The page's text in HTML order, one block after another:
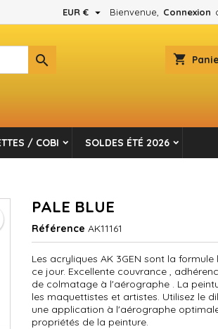
Bienvenue, Connexion
EUR € 
shopping_cart

/ COBI SOLDES ÉTÉ 2026
PALE BLUE
Référence AK11161
Les acryliques AK 3GEN sont la
ce jour. Excellente couvrance ,
de colmatage à l'aérographe . La
les maquettistes et artistes. Utilisez le
une application à l'aérographe
propriétés de la peinture.
liste d'envies.